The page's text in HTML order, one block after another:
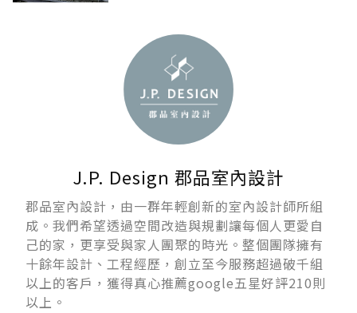
J.P. Design 郡品室內設計
郡品室內設計，由一群年輕創新的室內設計師所組
成。我們希望透過空間改造與規劃讓每個人更愛自
己的家，更享受與家人團聚的時光。整個團隊擁有
十餘年設計、工程經歷，創立至今服務超過破千組
以上的客戶，獲得真心推薦google五星好評210則
以上。